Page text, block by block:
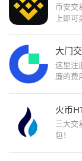
币安交
上即可
大门
这里注
廉的费
火币
三大交
包！